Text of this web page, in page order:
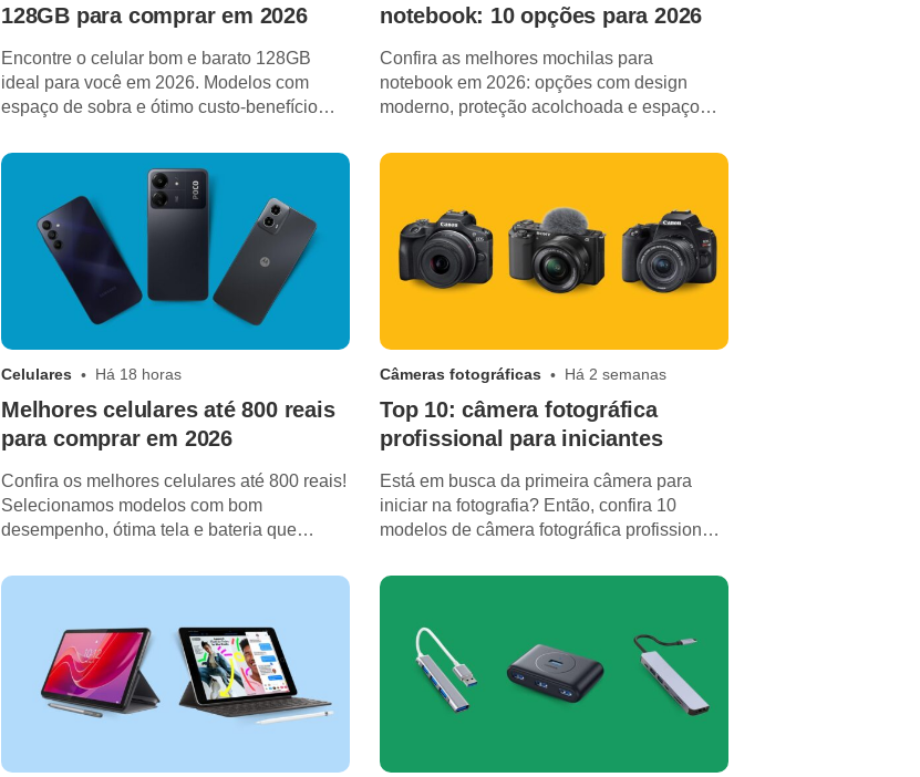
128GB para comprar em 2026
Encontre o celular bom e barato 128GB
ideal para você em 2026. Modelos com
espaço de sobra e ótimo custo-benefício
notebook: 10 opções para 2026
Confira as melhores mochilas para
notebook em 2026: opções com design
moderno, proteção acolchoada e espaço
Celulares Há 18 horas
Melhores celulares até 800 reais
para comprar em 2026
Confira os melhores celulares até 800 reais!
Selecionamos modelos com bom
desempenho, ótima tela e bateria que
Câmeras fotográficas Há 2 semanas
Top 10: câmera fotográfica
profissional para iniciantes
Está em busca da primeira câmera para
iniciar na fotografia? Então, confira 10
modelos de câmera fotográfica profissional